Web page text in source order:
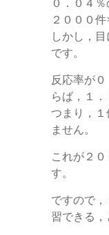
２０００
しかし，
です。
反応率が
らば，１．
つまり，
ません。
これが２
す。
ですので
習できる，